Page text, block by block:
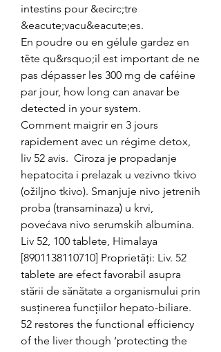
intestins pour &ecirc;tre
&eacute;vacu&eacute;es.
En poudre ou en gélule gardez en
tête qu&rsquo;il est important de ne
pas dépasser les 300 mg de caféine
par jour, how long can anavar be
detected in your system.
Comment maigrir en 3 jours
rapidement avec un régime detox,
liv 52 avis.  Ciroza je propadanje
hepatocita i prelazak u vezivno tkivo
(ožiljno tkivo). Smanjuje nivo jetrenih
proba (transaminaza) u krvi,
povećava nivo serumskih albumina.
Liv 52, 100 tablete, Himalaya
[8901138110710] Proprietăți: Liv. 52
tablete are efect favorabil asupra
stării de sănătate a organismului prin
susținerea funcțiilor hepato-biliare.
52 restores the functional efficiency
of the liver though ‘protecting the